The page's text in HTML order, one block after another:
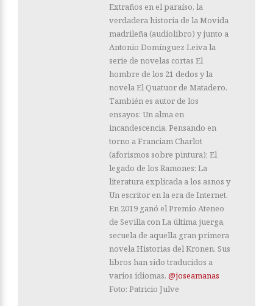
Extraños en el paraíso, la
verdadera historia de la Movida
madrileña (audiolibro) y junto a
Antonio Domínguez Leiva la
serie de novelas cortas El
hombre de los 21 dedos y la
novela El Quatuor de Matadero.
También es autor de los
ensayos: Un alma en
incandescencia. Pensando en
torno a Franciam Charlot
(aforismos sobre pintura); El
legado de los Ramones; La
literatura explicada a los asnos y
Un escritor en la era de Internet.
En 2019 ganó el Premio Ateneo
de Sevilla con La última juerga,
secuela de aquella gran primera
novela Historias del Kronen. Sus
libros han sido traducidos a
varios idiomas. @joseamanas
Foto: Patricio Julve